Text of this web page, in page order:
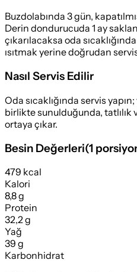
Buzdolabında 3 gün,
Derin dondurucuda 1 ay
çıkarılacaksa oda
ısıtmak yerine doğrudan
Nasıl Servis Edilir
Oda sıcaklığında servis
birlikte sunulduğunda, tatlılık
ortaya çıkar.
Besin Değerleri(1
479 kcal
Kalori
8,8 g
Protein
32,2 g
Yağ
39 g
Karbonhidrat